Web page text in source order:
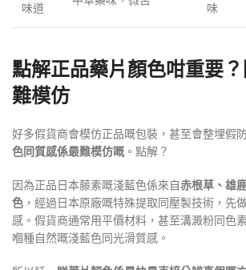
味道
味
點解正品藥片顏色咁重要
難模仿
好多假貨商會模仿正品嘅包裝，甚至會整埋假
色同質感係最難模仿嘅 。點解？
因為正品日本藤素嘅淺藍色係來自赤根草、雄
色 ，經過日本原廠嘅特殊提取同壓製技術，先
感 。假貨商通常用平價材料，甚至溝澱粉同色
嗰種自然嘅淺藍色同光滑質感。